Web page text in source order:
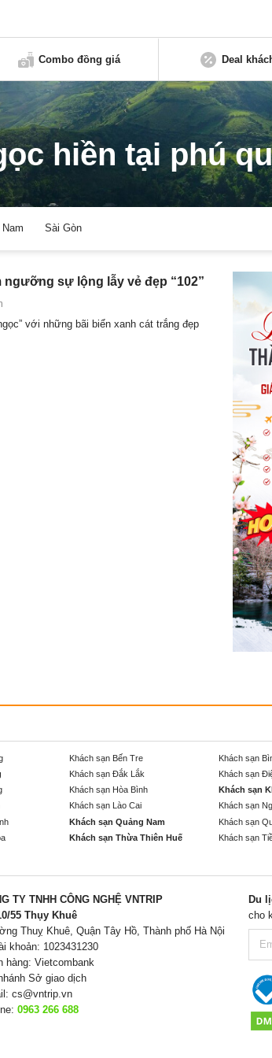
Combo đồng giá Deal
hiền tại phú
Sài Gòn
ngưỡng sự lộng lẫy vẻ đẹp “102”
với những bãi biển xanh cát trắng đẹp
Khách sạn Bến Tre Khách sạn
Khách sạn Đắk Lắk Khách sạn
Khách sạn Hòa Bình Khách sạn
Khách sạn Lào Cai Khách sạn
Khách sạn Quảng Nam Khách sạn
Khách sạn Thừa Thiên Huế Khách sạn
TY TNHH CÔNG NGHỆ VNTRIP
55 Thụy Khuê
Thuỵ Khuê, Quận Tây Hồ, Thành phố Hà Nội
khoản: 1023431230
hàng: Vietcombank
Sở giao dịch
cs@vntrip.vn
0963 266 688
Du
cho